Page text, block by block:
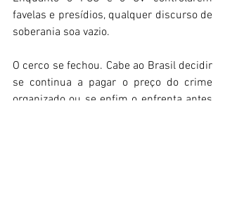
favelas e presídios, qualquer discurso de
soberania soa vazio.
O cerco se fechou. Cabe ao Brasil decidir
se continua a pagar o preço do crime
organizado ou se enfim o enfrenta antes